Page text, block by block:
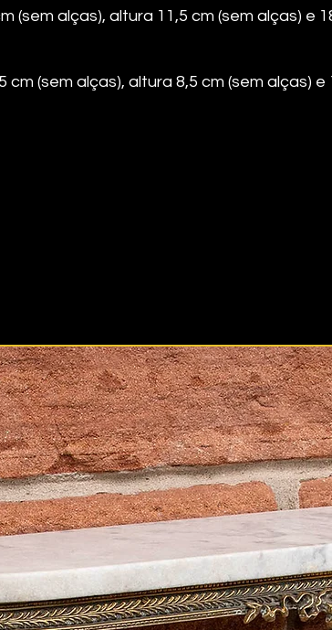
(sem alças), altura 11,5 cm (sem alças) e
cm (sem alças), altura 8,5 cm (sem alças) e